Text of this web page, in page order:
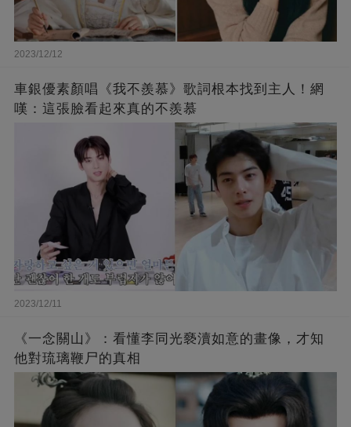
2023/12/12
車銀優素顏唱《我不羨慕》歌詞根本找到主人！網
嘆：這張臉看起來真的不羨慕
2023/12/11
《一念關山》：看懂李同光褻瀆如意的畫像，才知
他對琉璃鞭尸的真相